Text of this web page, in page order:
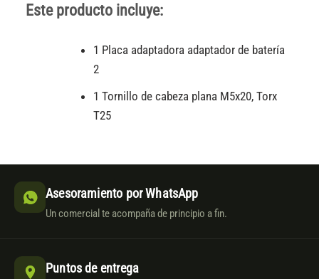
Este producto incluye:
1 Placa adaptadora adaptador de batería
2
1 Tornillo de cabeza plana M5x20, Torx
T25
Asesoramiento por WhatsApp
Un comercial te acompaña de principio a fin.
Puntos de entrega